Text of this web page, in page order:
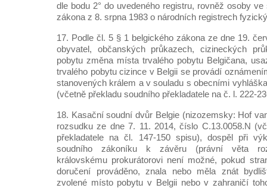
dle bodu 2° do uvedeného registru, rovněž osoby
zákona z 8. srpna 1983 o národních registrech
17. Podle čl. 5 § 1 belgického zákona ze dne 19.
obyvatel, občanských průkazech, cizineckých
pobytu změna místa trvalého pobytu Belgičana,
trvalého pobytu cizince v Belgii se provádí
stanovených králem a v souladu s obecními
(včetně překladu soudního překladatele na č. l. 222-
18. Kasační soudní dvůr Belgie (nizozemsky: Hof
rozsudku ze dne 7. 11. 2014, číslo C.13.0058.N
překladatele na čl. 147-150 spisu), dospěl při
soudního zákoníku k závěru (právní věta
královskému prokurátorovi není možné, pokud
doručení prováděno, znala nebo měla znát
zvolené místo pobytu v Belgii nebo v zahraničí